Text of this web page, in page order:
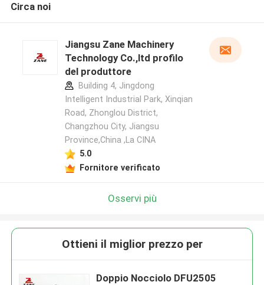
Circa noi
Jiangsu Zane Machinery
Technology Co.,ltd profilo
del produttore
Building 4, Jingdong
Intelligent Industrial Park, Xinqian
Road, Zhonglou District,
Changzhou City, Jiangsu
Province,China ,La CINA
5.0
Fornitore verificato
Osservi più
Ottieni il miglior prezzo per
Doppio Nocciolo DFU2505